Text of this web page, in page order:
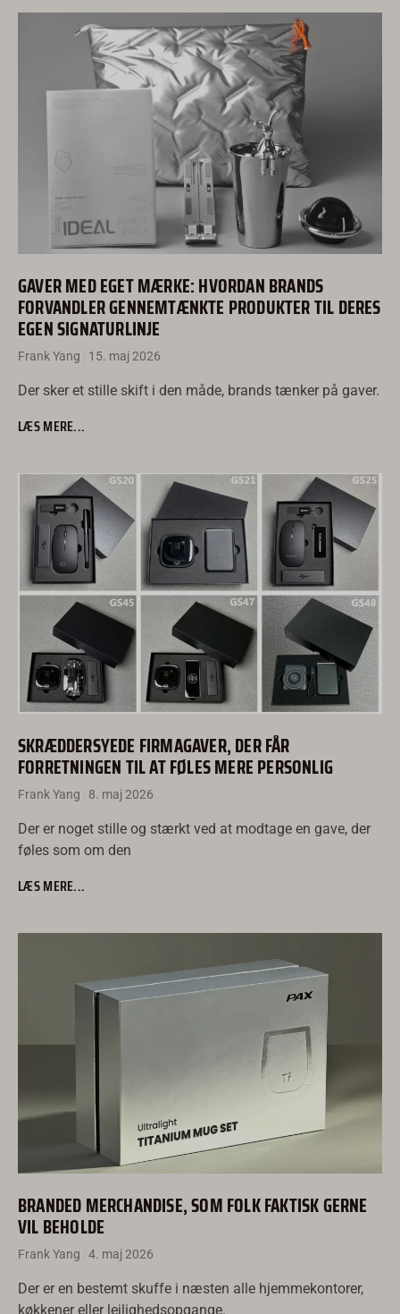
GAVER MED EGET MÆRKE: HVORDAN BRANDS
FORVANDLER GENNEMTÆNKTE PRODUKTER TIL DERES
EGEN SIGNATURLINJE
Frank Yang 15. maj 2026
Der sker et stille skift i den måde, brands tænker på gaver.
LÆS MERE...
SKRÆDDERSYEDE FIRMAGAVER, DER FÅR
FORRETNINGEN TIL AT FØLES MERE PERSONLIG
Frank Yang 8. maj 2026
Der er noget stille og stærkt ved at modtage en gave, der
føles som om den
LÆS MERE...
BRANDED MERCHANDISE, SOM FOLK FAKTISK GERNE
VIL BEHOLDE
Frank Yang 4. maj 2026
Der er en bestemt skuffe i næsten alle hjemmekontorer,
køkkener eller lejlighedsopgange.